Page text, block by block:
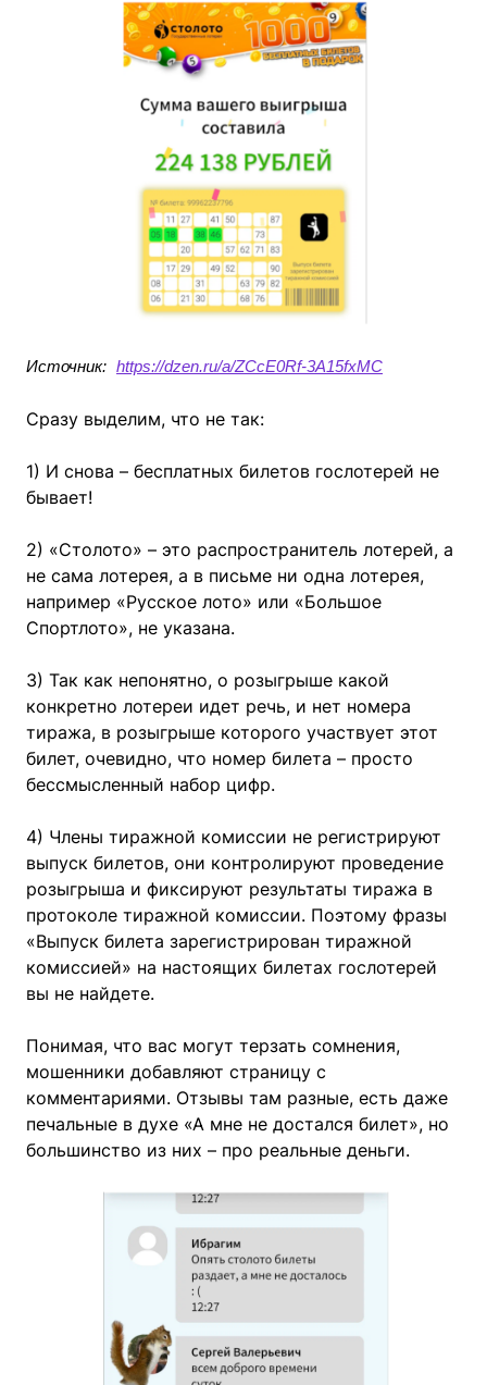
Источник: https://dzen.ru/a/ZCcE0Rf-3A15fxMC
Сразу выделим, что не так:
1) И снова – бесплатных билетов гослотерей не
бывает!
2) «Столото» – это распространитель лотерей, а
не сама лотерея, а в письме ни одна лотерея,
например «Русское лото» или «Большое
Спортлото», не указана.
3) Так как непонятно, о розыгрыше какой
конкретно лотереи идет речь, и нет номера
тиража, в розыгрыше которого участвует этот
билет, очевидно, что номер билета – просто
бессмысленный набор цифр.
4) Члены тиражной комиссии не регистрируют
выпуск билетов, они контролируют проведение
розыгрыша и фиксируют результаты тиража в
протоколе тиражной комиссии. Поэтому фразы
«Выпуск билета зарегистрирован тиражной
комиссией» на настоящих билетах гослотерей
вы не найдете.
Понимая, что вас могут терзать сомнения,
мошенники добавляют страницу с
комментариями. Отзывы там разные, есть даже
печальные в духе «А мне не достался билет», но
большинство из них – про реальные деньги.